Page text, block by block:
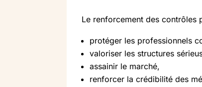
Le renforcement des contrôles
protéger les professionnels
valoriser les structures
assainir le marché,
renforcer la crédibilité des